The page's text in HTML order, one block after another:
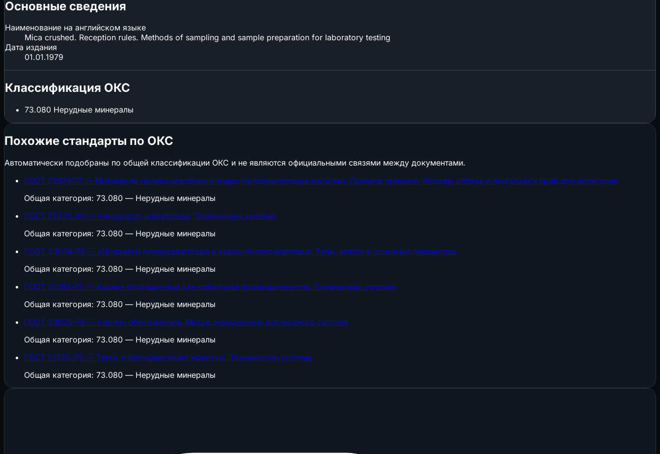
Основные сведения
Наименование на английском языке
Mica crushed. Reception rules. Methods of sampling and sample preparation for laboratory testing
Дата издания
01.01.1979
Классификация ОКС
73.080 Нерудные минералы
Похожие стандарты по ОКС
Автоматически подобраны по общей классификации ОКС и не являются официальными связями между документами.
ГОСТ 22871-77 — Материалы полевошпатовые и кварц-полевошпатовые молотые. Правила приемки. Методы отбора и подготовки проб для испытаний
Общая категория: 73.080 — Нерудные минералы
ГОСТ 22275-90 — Концентрат апатитовый. Технические условия
Общая категория: 73.080 — Нерудные минералы
ГОСТ 23034-78 — Материалы полевошпатовые и кварц-полевошпатовые. Типы, марки и основные параметры
Общая категория: 73.080 — Нерудные минералы
ГОСТ 21288-75 — Каолин обогащенный для кабельной промышленности. Технические условия
Общая категория: 73.080 — Нерудные минералы
ГОСТ 23905-79 — Каолин обогащенный. Метод определения дисперсного состава
Общая категория: 73.080 — Нерудные минералы
ГОСТ 21235-75 — Тальк и талькомагнезит молотые. Технические условия
Общая категория: 73.080 — Нерудные минералы